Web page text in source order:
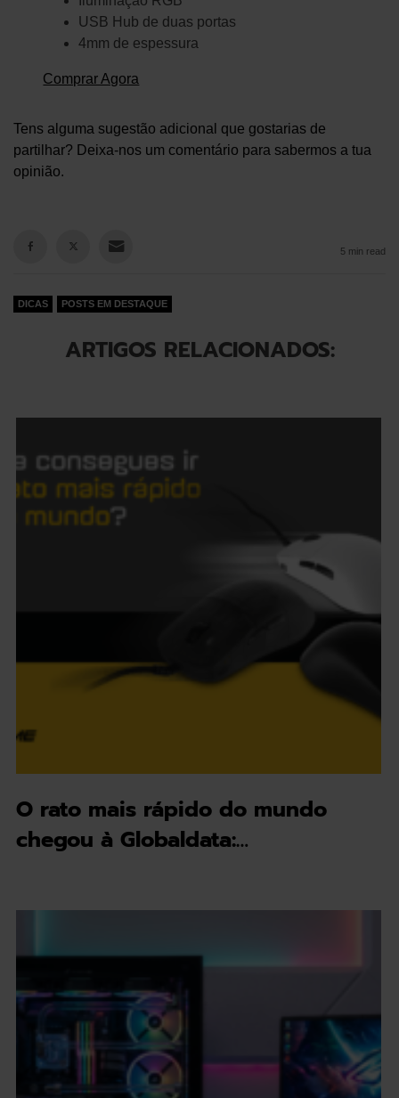
USB Hub de duas portas
4mm de espessura
Comprar Agora
Tens alguma sugestão adicional que gostarias de
partilhar? Deixa-nos um comentário para sabermos a tua
opinião.
5 min read
DICAS POSTS EM DESTAQUE
ARTIGOS RELACIONADOS:
O rato mais rápido do mundo
chegou à Globaldata:…